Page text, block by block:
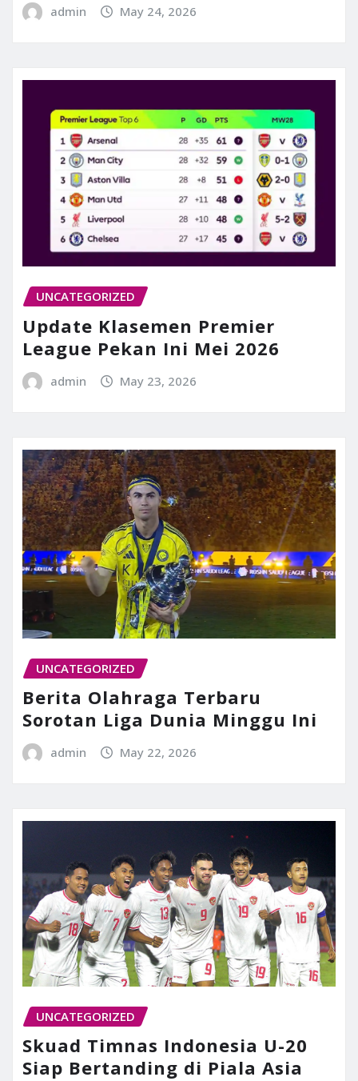
admin May 24, 2026
UNCATEGORIZED
Update Klasemen Premier
League Pekan Ini Mei 2026
admin May 23, 2026
UNCATEGORIZED
Berita Olahraga Terbaru
Sorotan Liga Dunia Minggu Ini
admin May 22, 2026
UNCATEGORIZED
Skuad Timnas Indonesia U-20
Siap Bertanding di Piala Asia